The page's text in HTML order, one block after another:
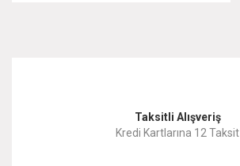
Taksitli Alışveriş
Kredi Kartlarına 12 Taksit